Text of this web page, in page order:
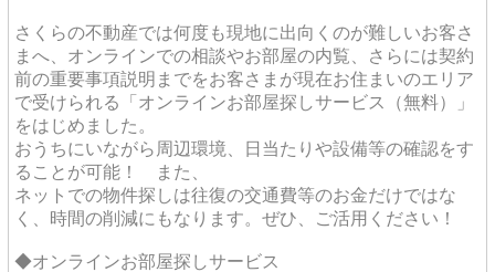
さくらの不動産では何度も現地に出向くのが難しいお客さ
まへ、オンラインでの相談やお部屋の内覧、さらには契約
前の重要事項説明までをお客さまが現在お住まいのエリア
で受けられる「オンラインお部屋探しサービス（無料）」
をはじめました。
おうちにいながら周辺環境、日当たりや設備等の確認をす
ることが可能！ また、
ネットでの物件探しは往復の交通費等のお金だけではな
く、時間の削減にもなります。ぜひ、ご活用ください！
◆オンラインお部屋探しサービス